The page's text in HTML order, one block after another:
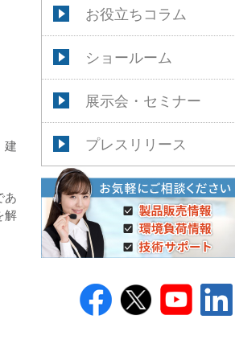
お役立ちコラム
ショールーム
展示会・セミナー
プレスリリース
建
あ
解